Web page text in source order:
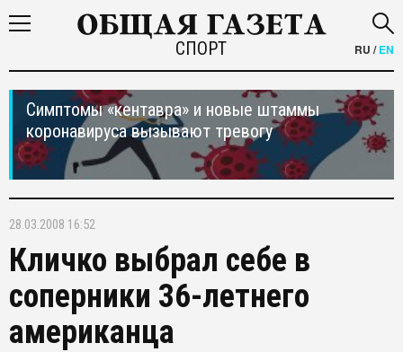
СПОРТ RU /EN
Симптомы «кентавра» и новые штаммы
коронавируса вызывают тревогу
28.03.2008 16:52
Кличко выбрал себе в
соперники 36-летнего
американца